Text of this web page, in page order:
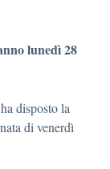
lunedì 28
disposto la
di venerdì